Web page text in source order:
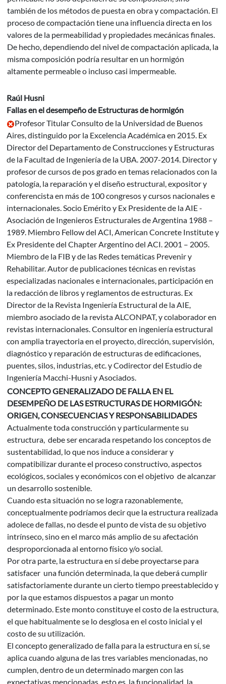
también de los métodos de puesta en obra y compactación. El
proceso de compactación tiene una influencia directa en los
valores de la permeabilidad y propiedades mecánicas finales.
De hecho, dependiendo del nivel de compactación aplicada, la
misma composición podría resultar en un hormigón
altamente permeable o incluso casi impermeable.
Raúl Husni
Fallas en el desempeño de Estructuras de hormigón
Profesor Titular Consulto de la Universidad de Buenos
Aires, distinguido por la Excelencia Académica en 2015. Ex
Director del Departamento de Construcciones y Estructuras
de la Facultad de Ingeniería de la UBA. 2007-2014. Director y
profesor de cursos de pos grado en temas relacionados con la
patología, la reparación y el diseño estructural, expositor y
conferencista en más de 100 congresos y cursos nacionales e
internacionales. Socio Emérito y Ex Presidente de la AIE -
Asociación de Ingenieros Estructurales de Argentina 1988 –
1989. Miembro Fellow del ACI, American Concrete Institute y
Ex Presidente del Chapter Argentino del ACI. 2001 – 2005.
Miembro de la FIB y de las Redes temáticas Prevenir y
Rehabilitar. Autor de publicaciones técnicas en revistas
especializadas nacionales e internacionales, participación en
la redacción de libros y reglamentos de estructuras. Ex
Director de la Revista Ingeniería Estructural de la AIE,
miembro asociado de la revista ALCONPAT, y colaborador en
revistas internacionales. Consultor en ingeniería estructural
con amplia trayectoria en el proyecto, dirección, supervisión,
diagnóstico y reparación de estructuras de edificaciones,
puentes, silos, industrias, etc. y Codirector del Estudio de
Ingeniería Macchi-Husni y Asociados.
CONCEPTO GENERALIZADO DE FALLA EN EL
DESEMPEÑO DE LAS ESTRUCTURAS DE HORMIGÓN:
ORIGEN, CONSECUENCIAS Y RESPONSABILIDADES
Actualmente toda construcción y particularmente su
estructura, debe ser encarada respetando los conceptos de
sustentabilidad, lo que nos induce a considerar y
compatibilizar durante el proceso constructivo, aspectos
ecológicos, sociales y económicos con el objetivo de alcanzar
un desarrollo sostenible.
Cuando esta situación no se logra razonablemente,
conceptualmente podríamos decir que la estructura realizada
adolece de fallas, no desde el punto de vista de su objetivo
intrínseco, sino en el marco más amplio de su afectación
desproporcionada al entorno físico y/o social.
Por otra parte, la estructura en sí debe proyectarse para
satisfacer una función determinada, la que deberá cumplir
satisfactoriamente durante un cierto tiempo preestablecido y
por la que estamos dispuestos a pagar un monto
determinado. Este monto constituye el costo de la estructura,
el que habitualmente se lo desglosa en el costo inicial y el
costo de su utilización.
El concepto generalizado de falla para la estructura en sí, se
aplica cuando alguna de las tres variables mencionadas, no
cumplen, dentro de un determinado margen con las
expectativas mencionadas, esto es, la funcionalidad, la